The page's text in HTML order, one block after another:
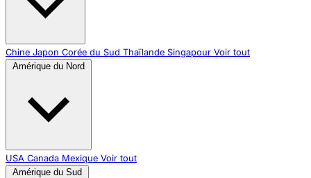
Chine Japon Corée du Sud Thaïlande Singapour Voir tout
Amérique du Nord
USA Canada Mexique Voir tout
Amérique du Sud